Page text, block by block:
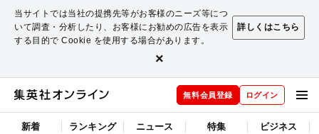
当サイトでは当社の提携先等がお客様のニーズ等につ
いて調査・分析したり、お客様にお勧めの広告を表示
する目的で Cookie を使用する場合があります。
詳しくはこちら
×
無料会員登録 ログイン
新着 ランキング ニュース 特集 ビジネス